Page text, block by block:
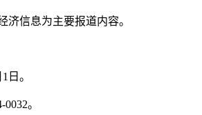
济信息为主要报道内容。
日。
。